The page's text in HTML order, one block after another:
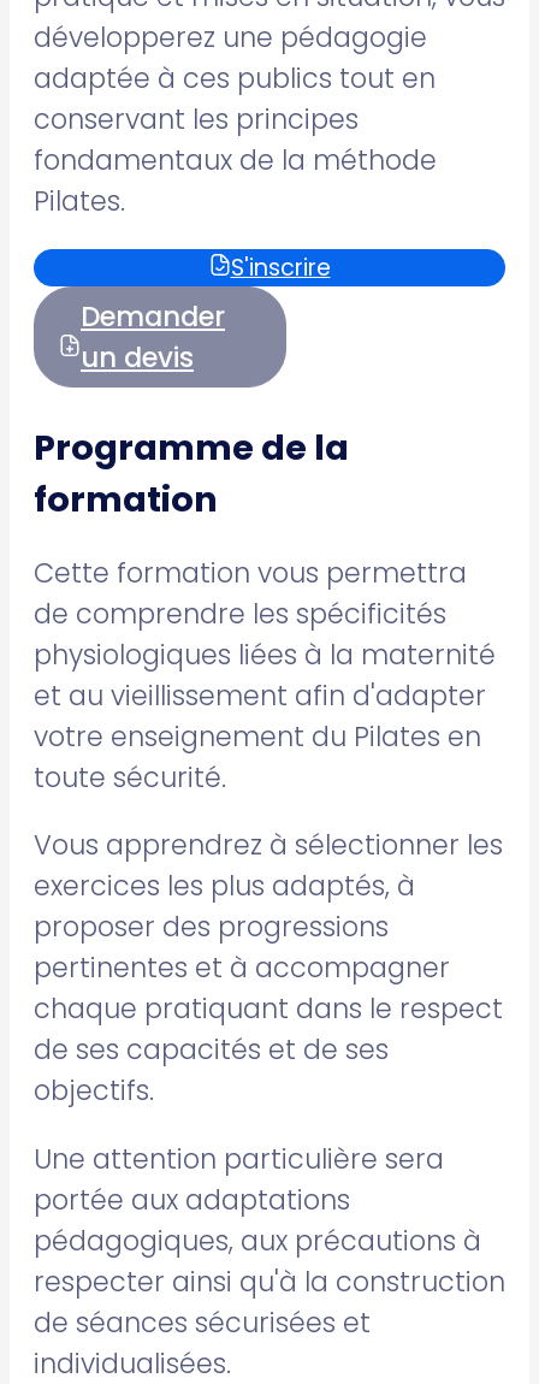
développerez une pédagogie
adaptée à ces publics tout en
conservant les principes
fondamentaux de la méthode
Pilates.
S'inscrire
Demander
un devis
Programme de la
formation
Cette formation vous permettra
de comprendre les spécificités
physiologiques liées à la maternité
et au vieillissement afin d'adapter
votre enseignement du Pilates en
toute sécurité.
Vous apprendrez à sélectionner les
exercices les plus adaptés, à
proposer des progressions
pertinentes et à accompagner
chaque pratiquant dans le respect
de ses capacités et de ses
objectifs.
Une attention particulière sera
portée aux adaptations
pédagogiques, aux précautions à
respecter ainsi qu'à la construction
de séances sécurisées et
individualisées.